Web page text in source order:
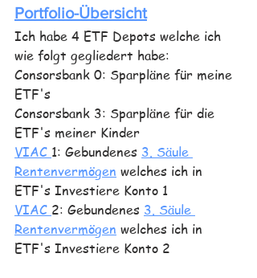
Portfolio-Übersicht
Ich habe 4 ETF Depots welche ich
wie folgt gegliedert habe:
Consorsbank 0: Sparpläne für meine
ETF's
Consorsbank 3: Sparpläne für die
ETF's meiner Kinder
VIAC 1: Gebundenes 3. Säule
Rentenvermögen welches ich in
ETF's Investiere Konto 1
VIAC 2: Gebundenes 3. Säule
Rentenvermögen welches ich in
ETF's Investiere Konto 2